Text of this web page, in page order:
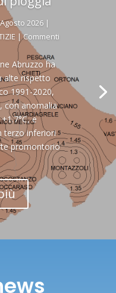
2026 |
| Commenti
Abruzzo ha
alte rispetto
1991-2020,
con anomalia
e
terzo inferiori
promontorio